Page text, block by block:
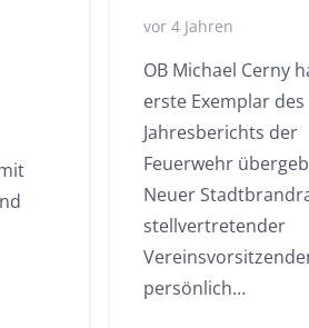
vor 4 Jahren
OB Michael Cerny
erste Exemplar des
Jahresberichts der
Feuerwehr
Neuer
stellvertretender
persönlich…